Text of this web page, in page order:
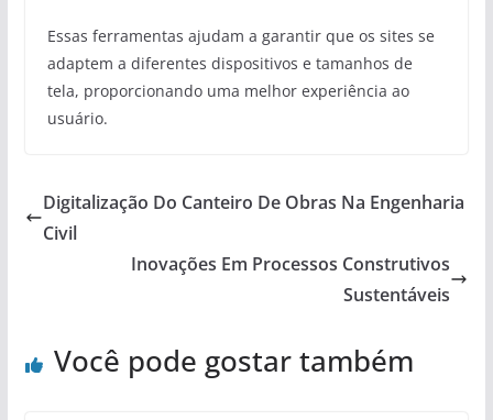
Essas ferramentas ajudam a garantir que os sites se
adaptem a diferentes dispositivos e tamanhos de
tela, proporcionando uma melhor experiência ao
usuário.
Digitalização Do Canteiro De Obras Na Engenharia
Civil
Inovações Em Processos Construtivos
Sustentáveis
Você pode gostar também